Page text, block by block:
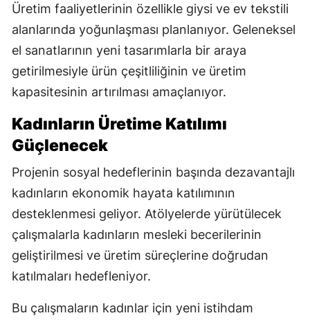
Üretim faaliyetlerinin özellikle giysi ve ev tekstili
alanlarında yoğunlaşması planlanıyor. Geleneksel
el sanatlarının yeni tasarımlarla bir araya
getirilmesiyle ürün çeşitliliğinin ve üretim
kapasitesinin artırılması amaçlanıyor.
Kadınların Üretime Katılımı
Güçlenecek
Projenin sosyal hedeflerinin başında dezavantajlı
kadınların ekonomik hayata katılımının
desteklenmesi geliyor. Atölyelerde yürütülecek
çalışmalarla kadınların mesleki becerilerinin
geliştirilmesi ve üretim süreçlerine doğrudan
katılmaları hedefleniyor.
Bu çalışmaların kadınlar için yeni istihdam